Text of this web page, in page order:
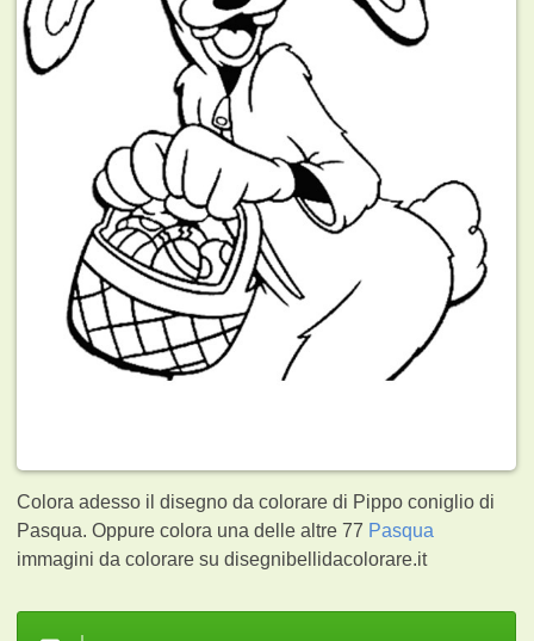
Colora adesso il disegno da colorare di Pippo coniglio di
Pasqua. Oppure colora una delle altre 77 Pasqua
immagini da colorare su disegnibellidacolorare.it